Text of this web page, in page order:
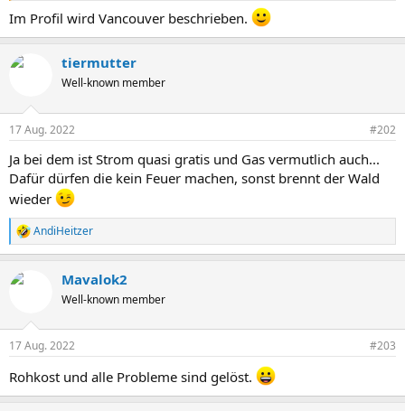
Im Profil wird Vancouver beschrieben.
tiermutter
Well-known member
17 Aug. 2022 #202
Ja bei dem ist Strom quasi gratis und Gas vermutlich auch...
Dafür dürfen die kein Feuer machen, sonst brennt der Wald
wieder
R
e
k
e
:
AndiHeitzer
Mavalok2
Well-known member
17 Aug. 2022 #203
Rohkost und alle Probleme sind gelöst.